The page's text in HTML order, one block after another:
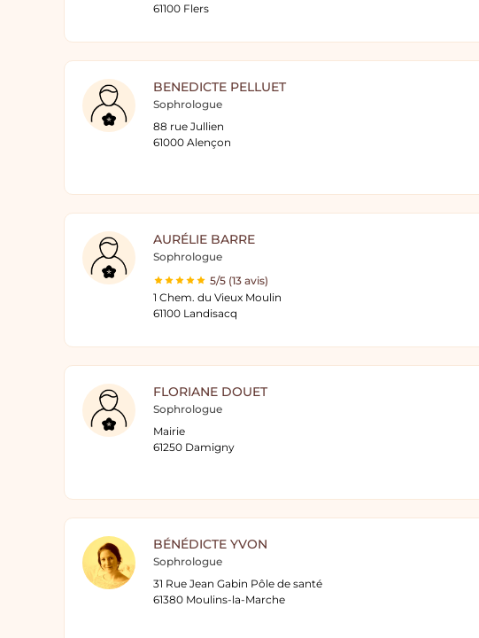
61100 Flers
BENEDICTE PELLUET
Sophrologue
88 rue Jullien
61000 Alençon
AURÉLIE BARRE
Sophrologue
5/5 (13 avis)
1 Chem. du Vieux Moulin
61100 Landisacq
FLORIANE DOUET
Sophrologue
Mairie
61250 Damigny
BÉNÉDICTE YVON
Sophrologue
31 Rue Jean Gabin Pôle de santé
61380 Moulins-la-Marche